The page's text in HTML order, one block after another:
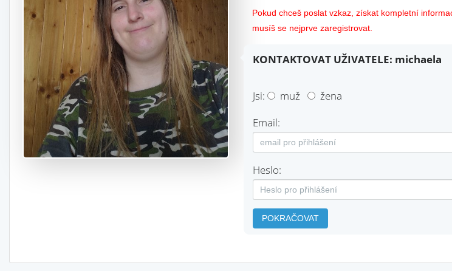
Pokud chceš poslat vzkaz, získat kompletní
musíš se nejprve zaregistrovat.
KONTAKTOVAT UŽIVATELE: michaela
Jsi: muž
žena
Email:
Heslo:
POKRAČOVAT